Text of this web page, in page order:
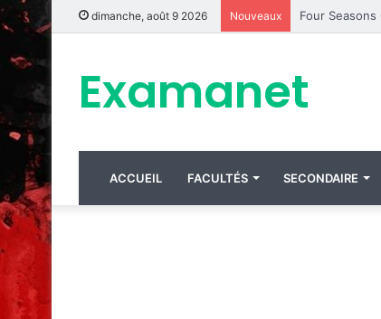
dimanche, août 9 2026 Nouveaux
Examanet
ACCUEIL FACULTÉS SECONDAIRE